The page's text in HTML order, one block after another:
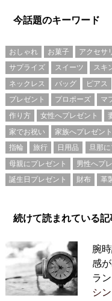
今話題のキーワード
おしゃれ お菓子 アクセサ
サプライズ
スイーツ スキ
ネックレス
バッグ ピアス
プレゼント
プロポーズ マ
作り方
女性へプレゼント
家でお祝い
家族へプレゼント
指輪
旅行 日用品 旦那に
母親にプレゼント
男性へプ
誕生日プレゼント
財布 革
続けて読まれている記
腕
感
ラ
シ